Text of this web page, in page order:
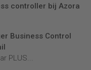
controller bij Azora
Business Control
PLUS...